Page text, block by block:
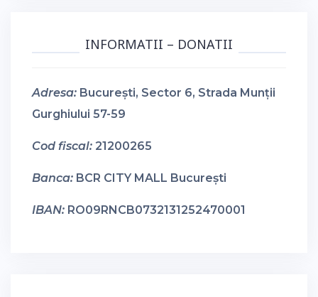
INFORMATII – DONATII
Adresa: București, Sector 6, Strada Munții
Gurghiului 57-59
Cod fiscal: 21200265
Banca: BCR CITY MALL București
IBAN: RO09RNCB0732131252470001